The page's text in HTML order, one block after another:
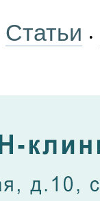
Статьи •